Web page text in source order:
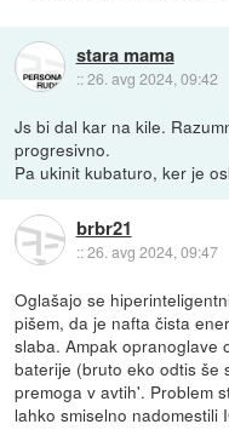
stara mama
::26. avg 2024, 09:42
Js bi dal kar na kile.
progresivno.
Pa ukinit kubaturo, ker je
brbr21
::26. avg 2024, 09:47
Oglašajo se
pišem, da je nafta čista
slaba. Ampak opranoglave
baterije (bruto eko odtis še
premoga v avtih'. Problem
lahko smiselno nadomestili